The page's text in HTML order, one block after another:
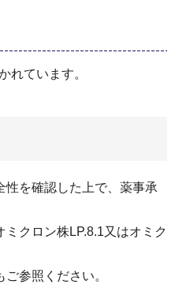
れています。
性を確認した上で、薬事承
クロン株LP.8.1又はオミク
ご参照ください。